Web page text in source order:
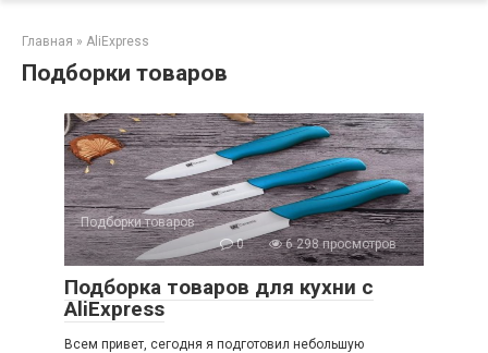
Главная » AliExpress
Подборки товаров
Подборки товаров
0
6 298 просмотров
Подборка товаров для кухни с
AliExpress
Всем привет, сегодня я подготовил небольшую